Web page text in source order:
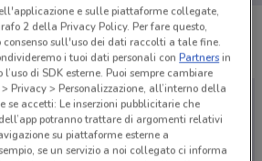
Faiano
e sulle piattaforme collegate,
2 della Privacy Policy. Per fare questo,
consenso sull'uso dei dati raccolti a tale fine.
i tuoi dati personali conPartnersin
di SDK esterne. Puoi sempre cambiare
Privacy > Personalizzazione, all’interno della
se accetti: Le inserzioni pubblicitarie che
potranno trattare di argomenti relativi
su piattaforme esterne a
se un servizio a noi collegato ci informa